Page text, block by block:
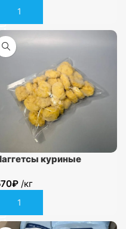
В корзину
куриные
₽ /кг
В корзину